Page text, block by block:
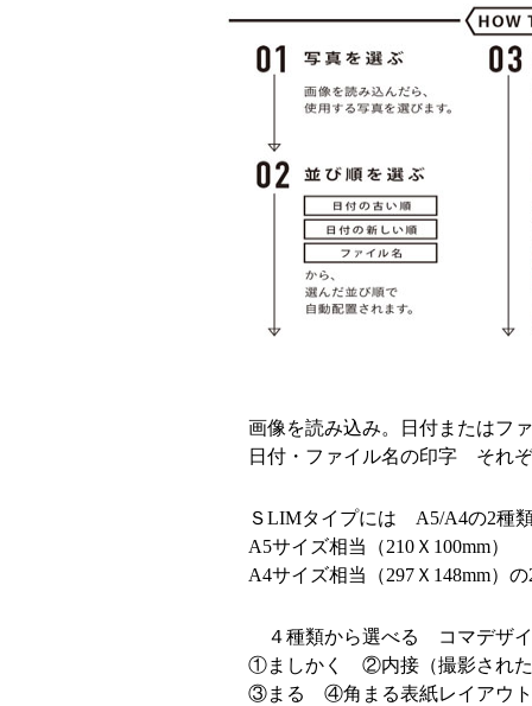
画像を読み込み。日付またはフ
日付・ファイル名の印字 それぞ
ＳLIMタイプには A5/A4の2種
A5サイズ相当（210Ｘ100mm）
A4サイズ相当（297Ｘ148mm）の
４種類から選べる コマデザ
①ましかく ②内接（撮影された
③まる ④角まる表紙レイアウト